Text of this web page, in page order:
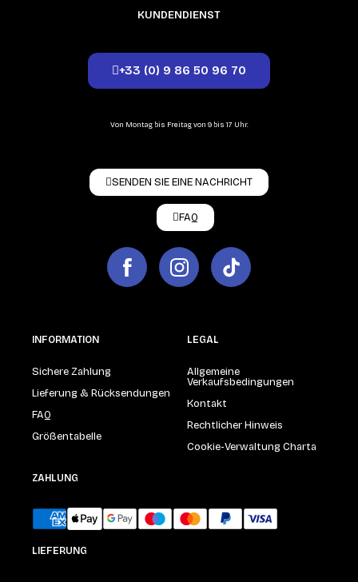
KUNDENDIENST
+33 (0) 9 86 50 96 70
Von Montag bis Freitag von 9 bis 17 Uhr.
SENDEN SIE EINE NACHRICHT
FAQ
INFORMATION
Sichere Zahlung
Lieferung & Rücksendungen
FAQ
Größentabelle
LEGAL
Allgemeine
Verkaufsbedingungen
Kontakt
Rechtlicher Hinweis
Cookie-Verwaltung Charta
ZAHLUNG
LIEFERUNG